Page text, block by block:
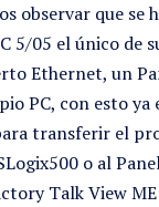
observar que se
5/05 el único de
Ethernet, un
PC, con esto ya
transferir el
o al
Talk View ME